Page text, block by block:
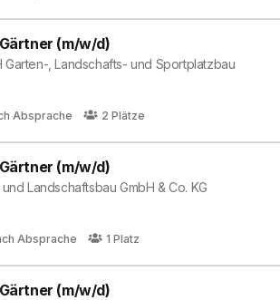
(m/w/d)
Garten-, Landschafts- und Sportplatzbau
Absprache 2 Plätze
(m/w/d)
Landschaftsbau GmbH & Co. KG
Absprache 1 Platz
(m/w/d)